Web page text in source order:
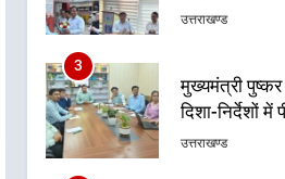
मसूरी के
उत्तराखण्ड
3
मुख्यमंत्री
दिशा-निर्देशों में
योजना (शहरी)
उत्तराखण्ड